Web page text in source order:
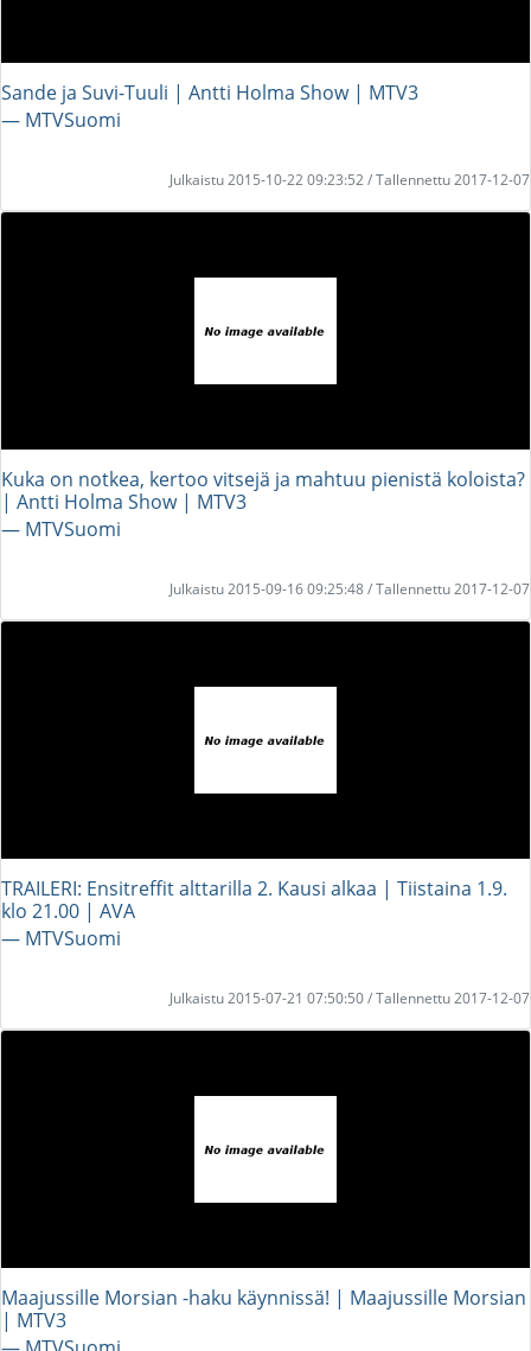
Sande ja Suvi-Tuuli | Antti Holma Show | MTV3
― MTVSuomi
Julkaistu 2015-10-22 09:23:52 / Tallennettu 2017-12-07
Kuka on notkea, kertoo vitsejä ja mahtuu pienistä koloista?
| Antti Holma Show | MTV3
― MTVSuomi
Julkaistu 2015-09-16 09:25:48 / Tallennettu 2017-12-07
TRAILERI: Ensitreffit alttarilla 2. Kausi alkaa | Tiistaina 1.9.
klo 21.00 | AVA
― MTVSuomi
Julkaistu 2015-07-21 07:50:50 / Tallennettu 2017-12-07
Maajussille Morsian -haku käynnissä! | Maajussille Morsian
| MTV3